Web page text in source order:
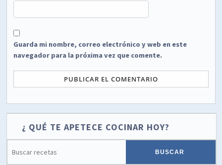
Guarda mi nombre, correo electrónico y web en este
navegador para la próxima vez que comente.
¿ QUÉ TE APETECE COCINAR HOY?